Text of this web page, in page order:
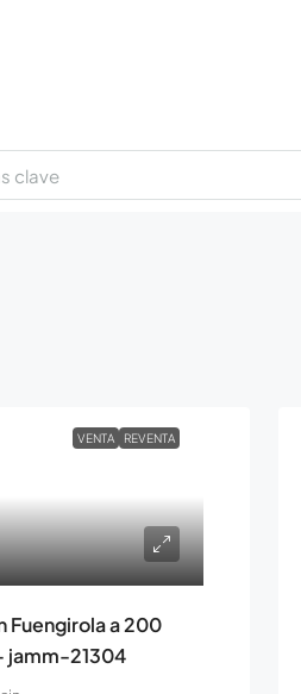
VENTA REVENTA
Fuengirola a 200
jamm-21304